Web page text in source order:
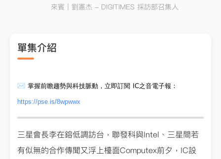
來賓｜ 劉憲杰 - DIGITIMES 採訪部召集人
單集介紹
掌握前瞻趨勢與科技脈動，立即訂閱 IC之音電子報 ：
https://pse.is/8wpwwx
三星會長李在鎔低調訪台，聯發科與Intel、三星間若
有似無的合作傳聞又浮上檯面Computex前夕，IC設